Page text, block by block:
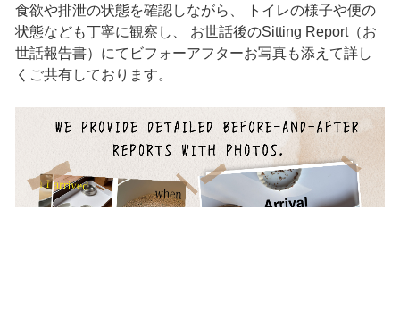
食欲や排泄の状態を確認しながら、 トイレの様子や便の
状態なども丁寧に観察し、 お世話後のSitting Report（お
世話報告書）にてビフォーアフターお写真も添えて詳し
くご共有しております。